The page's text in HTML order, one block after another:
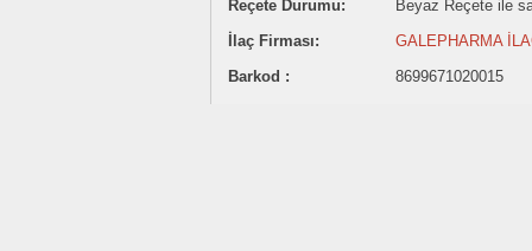
Reçete Durumu:
Beyaz Reçete ile
İlaç Firması:
GALEPHARMA
Barkod :
8699671020015